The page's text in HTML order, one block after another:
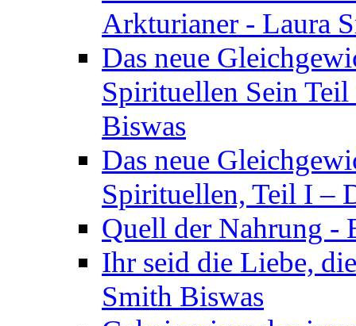
Arkturianer - Laura
Das neue
Spirituellen Sein
Biswas
Das neue
Spirituellen, Teil I –
Quell der Nahrung -
Ihr seid die Liebe,
Smith Biswas